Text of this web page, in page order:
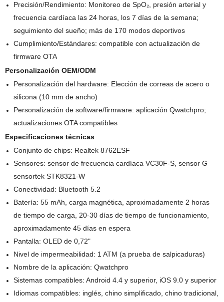
Precisión/Rendimiento: Monitoreo de SpO₂, presión arterial y
frecuencia cardíaca las 24 horas, los 7 días de la semana;
seguimiento del sueño; más de 170 modos deportivos
Cumplimiento/Estándares: compatible con actualización de
firmware OTA
Personalización OEM/ODM
Personalización del hardware: Elección de correas de acero o
silicona (10 mm de ancho)
Personalización de software/firmware: aplicación Qwatchpro;
actualizaciones OTA compatibles
Especificaciones técnicas
Conjunto de chips: Realtek 8762ESF
Sensores: sensor de frecuencia cardíaca VC30F-S, sensor G
sensortek STK8321-W
Conectividad: Bluetooth 5.2
Batería: 55 mAh, carga magnética, aproximadamente 2 horas
de tiempo de carga, 20-30 días de tiempo de funcionamiento,
aproximadamente 45 días en espera
Pantalla: OLED de 0,72"
Nivel de impermeabilidad: 1 ATM (a prueba de salpicaduras)
Nombre de la aplicación: Qwatchpro
Sistemas compatibles: Android 4.4 y superior, iOS 9.0 y superior
Idiomas compatibles: inglés, chino simplificado, chino tradicional,